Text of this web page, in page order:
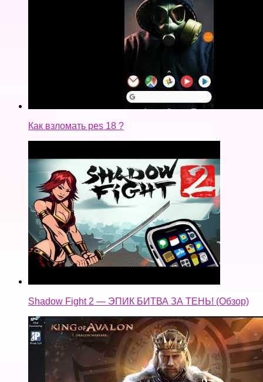
Как взломать pes 18 ?
Shadow Fight 2 — ЭПИК БИТВА ЗА ТЕНЬ! (Обзор)